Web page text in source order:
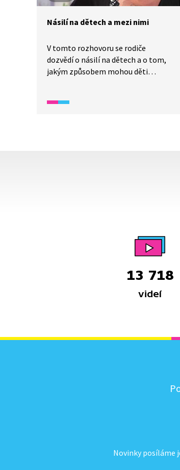
Násilí na dětech a mezi nimi
V tomto rozhovoru se rodiče
dozvědí o násilí na dětech a o tom,
jakým způsobem mohou děti
která je ředitelkou Klokánku
13 718
videí
Novinky posíláme